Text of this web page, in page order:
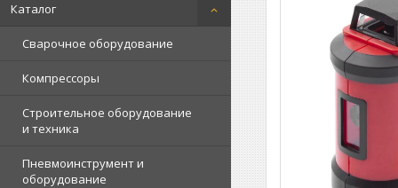
Каталог
Сварочное оборудование
Компрессоры
Строительное оборудование
и техника
Пневмоинструмент и
оборудование